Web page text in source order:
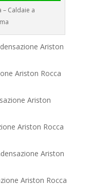
– Caldaie a
Ariston
Ariston Rocca
Ariston
Ariston Rocca
Ariston
Ariston Rocca